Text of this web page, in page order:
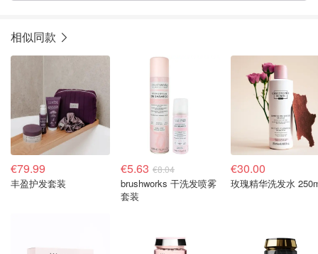
相似同款
€79.99
丰盈护发套装
€5.63 €8.04
brushworks 干洗发喷雾
套装
€30.00
玫瑰精华洗发水